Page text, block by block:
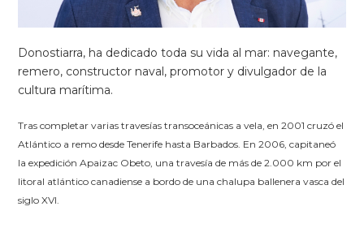
Donostiarra, ha dedicado toda su vida al mar: navegante,
remero, constructor naval, promotor y divulgador de la
cultura marítima.
Tras completar varias travesías transoceánicas a vela, en 2001 cruzó el
Atlántico a remo desde Tenerife hasta Barbados. En 2006, capitaneó
la expedición Apaizac Obeto, una travesía de más de 2.000 km por el
litoral atlántico canadiense a bordo de una chalupa ballenera vasca del
siglo XVI.